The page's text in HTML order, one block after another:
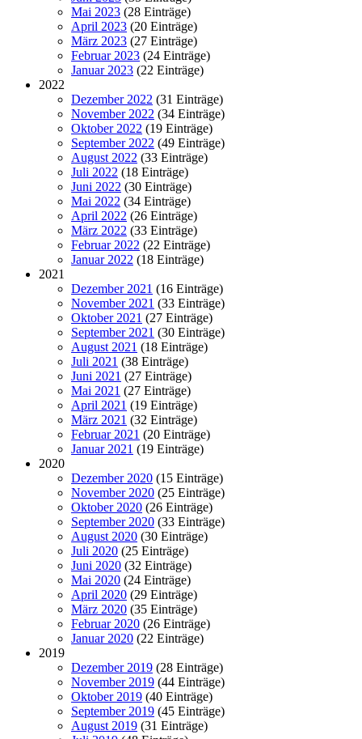
Mai 2023 (28 Einträge)
April 2023 (20 Einträge)
März 2023 (27 Einträge)
Februar 2023 (24 Einträge)
Januar 2023 (22 Einträge)
2022
Dezember 2022 (31 Einträge)
November 2022 (34 Einträge)
Oktober 2022 (19 Einträge)
September 2022 (49 Einträge)
August 2022 (33 Einträge)
Juli 2022 (18 Einträge)
Juni 2022 (30 Einträge)
Mai 2022 (34 Einträge)
April 2022 (26 Einträge)
März 2022 (33 Einträge)
Februar 2022 (22 Einträge)
Januar 2022 (18 Einträge)
2021
Dezember 2021 (16 Einträge)
November 2021 (33 Einträge)
Oktober 2021 (27 Einträge)
September 2021 (30 Einträge)
August 2021 (18 Einträge)
Juli 2021 (38 Einträge)
Juni 2021 (27 Einträge)
Mai 2021 (27 Einträge)
April 2021 (19 Einträge)
März 2021 (32 Einträge)
Februar 2021 (20 Einträge)
Januar 2021 (19 Einträge)
2020
Dezember 2020 (15 Einträge)
November 2020 (25 Einträge)
Oktober 2020 (26 Einträge)
September 2020 (33 Einträge)
August 2020 (30 Einträge)
Juli 2020 (25 Einträge)
Juni 2020 (32 Einträge)
Mai 2020 (24 Einträge)
April 2020 (29 Einträge)
März 2020 (35 Einträge)
Februar 2020 (26 Einträge)
Januar 2020 (22 Einträge)
2019
Dezember 2019 (28 Einträge)
November 2019 (44 Einträge)
Oktober 2019 (40 Einträge)
September 2019 (45 Einträge)
August 2019 (31 Einträge)